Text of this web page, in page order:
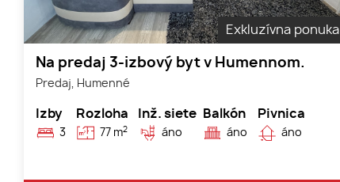
Exkluzívna ponuka
Na predaj 3-izbový byt v Humennom.
Predaj, Humenné
Izby
3
Rozloha
77 m2
Inž. siete
áno
Balkón
áno
Pivnica
áno